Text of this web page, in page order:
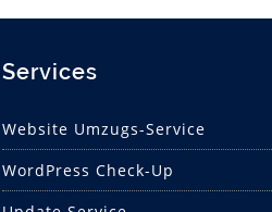
Services
Website Umzugs-Service
WordPress Check-Up